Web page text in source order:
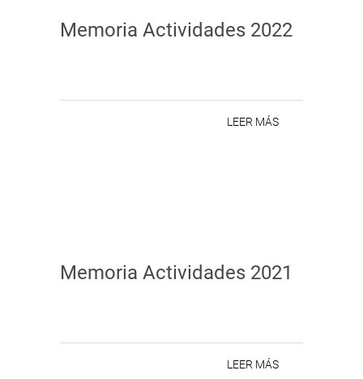
Memoria Actividades 2022
LEER MÁS
Memoria Actividades 2021
LEER MÁS